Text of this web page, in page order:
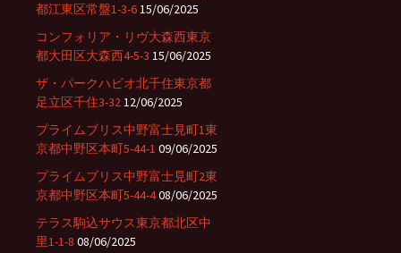
都江東区常盤1-3-615/06/2025
コンフォリア・リヴ大森西東京
都大田区大森西4-5-3 15/06/2025
ザ・パークハビオ北千住東京都
足立区千住3-3212/06/2025
プライムブリス中野富士見町1東
京都中野区本町5-44-1 09/06/2025
プライムブリス中野富士見町2東
京都中野区本町5-44-408/06/2025
テラス駒込サウス東京都北区中
里1-1-8 08/06/2025